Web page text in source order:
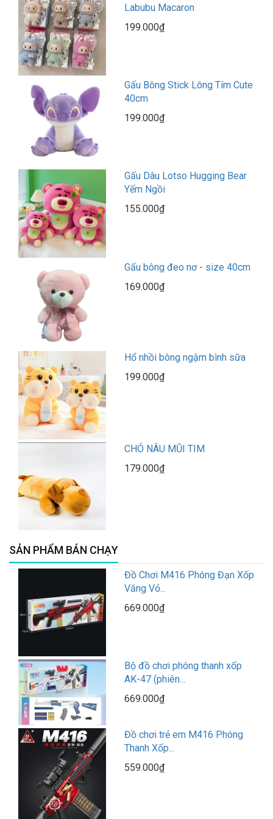
Labubu Macaron
199.000₫
Gấu Bông Stick Lông Tím Cute
40cm
199.000₫
Gấu Dâu Lotso Hugging Bear
Yếm Ngồi
155.000₫
Gấu bông đeo nơ - size 40cm
169.000₫
Hổ nhồi bông ngậm bình sữa
199.000₫
CHÓ NÂU MŨI TIM
179.000₫
SẢN PHẨM BÁN CHẠY
Đồ Chơi M416 Phóng Đạn Xốp
Văng Vỏ...
669.000₫
Bộ đồ chơi phóng thanh xốp
AK-47 (phiên...
669.000₫
Đồ chơi trẻ em M416 Phóng
Thanh Xốp...
559.000₫